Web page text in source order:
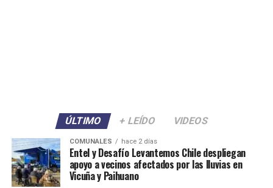
ÚLTIMO + LEÍDO VIDEOS
COMUNALES hace 2 días
Entel y Desafío Levantemos Chile despliegan
apoyo a vecinos afectados por las lluvias en
Vicuña y Paihuano